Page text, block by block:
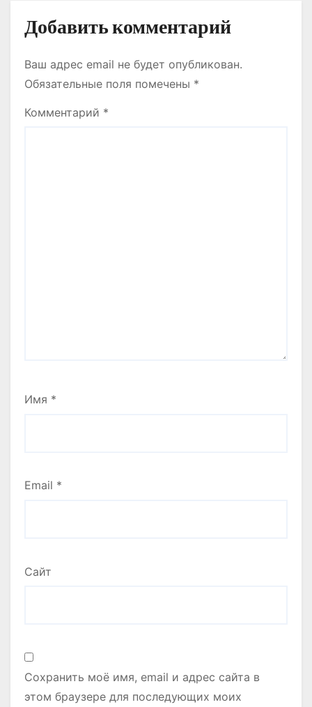
Добавить комментарий
Ваш адрес email не будет опубликован.
Обязательные поля помечены *
Комментарий *
Имя *
Email *
Сайт
Сохранить моё имя, email и адрес сайта в
этом браузере для последующих моих